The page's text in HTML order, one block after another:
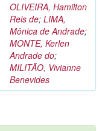
OLIVEIRA, Hamilton
Reis de; LIMA,
Mônica de Andrade;
MONTE, Kerlen
Andrade do;
MILITÃO, Vivianne
Benevides